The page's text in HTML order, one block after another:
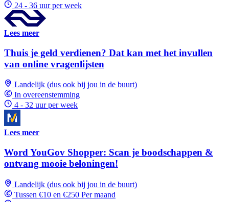
24 - 36 uur per week
Lees meer
Thuis je geld verdienen? Dat kan met het invullen
van online vragenlijsten
Landelijk (dus ook bij jou in de buurt)
In overeenstemming
4 - 32 uur per week
Lees meer
Word YouGov Shopper: Scan je boodschappen &
ontvang mooie beloningen!
Landelijk (dus ook bij jou in de buurt)
Tussen €10 en €250 Per maand